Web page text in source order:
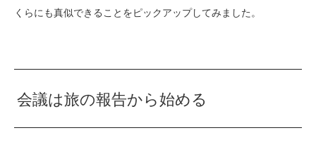
くらにも真似できることをピックアップしてみました。
会議は旅の報告から始める